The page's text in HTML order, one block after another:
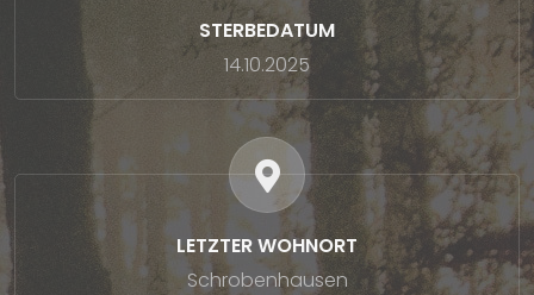
STERBEDATUM
14.10.2025
LETZTER WOHNORT
Schrobenhausen